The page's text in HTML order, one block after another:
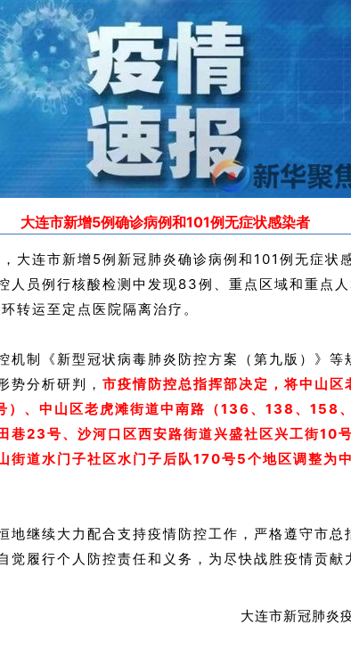
大连市新增5例确诊病例和101例无症状感染者
大连市新增5例新冠肺炎确诊病例和101例无症状
人员例行核酸检测中发现83例、重点区域和重点
转运至定点医院隔离治疗。
机制《新型冠状病毒肺炎防控方案（第九版）》等
势分析研判， 市疫情防控总指挥部决定，将中山区
）、中山区老虎滩街道中南路（136、138、158
巷23号、沙河口区西安路街道兴盛社区兴工街10
街道水门子社区水门子后队170号5个地区调整为
地继续大力配合支持疫情防控工作，严格遵守市总
觉履行个人防控责任和义务，为尽快战胜疫情贡献
大连市新冠肺炎